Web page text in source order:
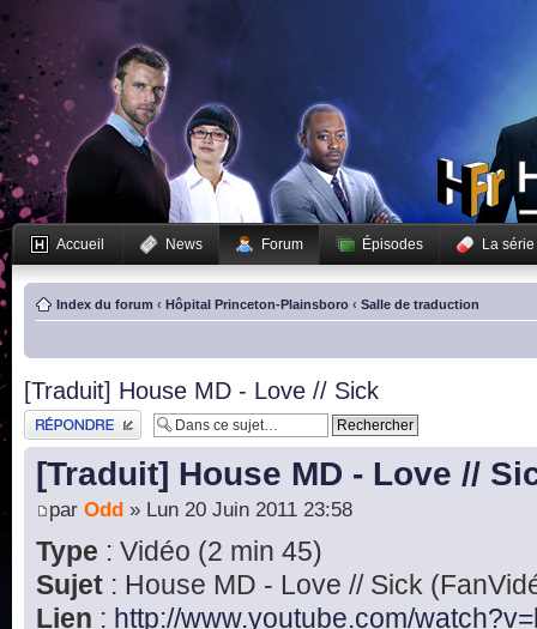
Accueil News Forum Épisodes La série
Index du forum ‹ Hôpital Princeton-Plainsboro ‹ Salle de traduction
[Traduit] House MD - Love // Sick
Publier une réponse
[Traduit] House MD - Love //
par Odd » Lun 20 Juin 2011 23:58
Type : Vidéo (2 min 45)
Sujet : House MD - Love // Sick
Lien : http://www.youtube.com/